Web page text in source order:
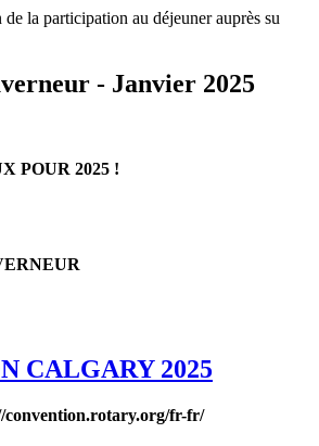
de la participation au déjeuner auprès su
- Janvier 2025
POUR 2025 !
CALGARY 2025
fr-fr/